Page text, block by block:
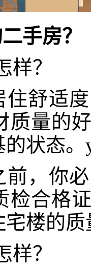
手房？
样？
住舒适
质量的
状态。
前，你
检合格
楼的质
样？